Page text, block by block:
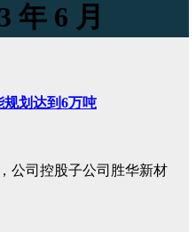
年 6 月
划达到6万吨
公司控股子公司胜华新材